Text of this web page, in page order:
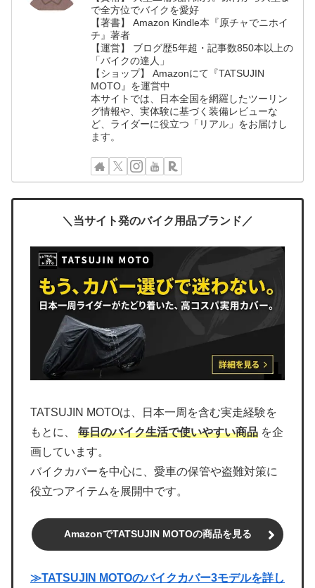
で全方位でバイクを愛好
【著書】 Amazon Kindle本『原チャでニホイ
チ』著者
【運営】 ブログ歴5年超・記事数850本以上の
「バイクの達人」
【ショップ】 Amazonにて『TATSUJIN
MOTO』を運営中
本サイトでは、日本全国を網羅したツーリン
グ情報や、実体験に基づく装備レビューな
ど、ライダーに役立つ「リアル」をお届けし
ます。
＼当サイト発のバイク用品ブランド／
TATSUJIN MOTOは、日本一周を含む実走経験を
もとに、 毎日のバイク生活で使いやすい商品 を企
画しています。
バイクカバーを中心に、愛車の保管や盗難対策に
役立つアイテムを展開中です。
AmazonでTATSUJIN MOTOの商品を見る
≫TATSUJIN MOTOのバイクカバー3モデルを詳し